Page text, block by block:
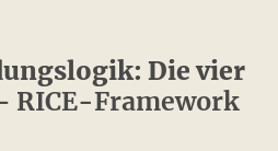
Die vier
RICE-Framework